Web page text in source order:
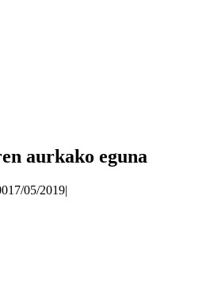
aurkako eguna
17/05/2019|